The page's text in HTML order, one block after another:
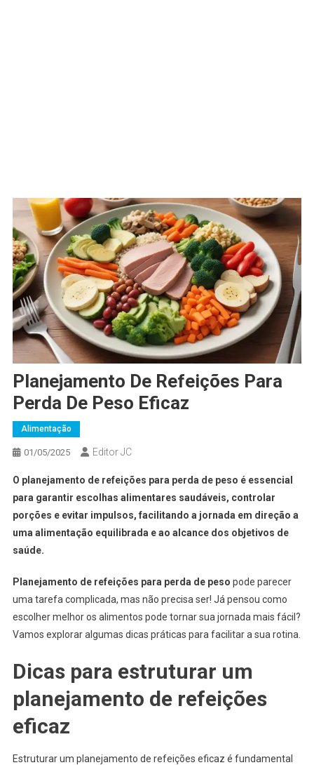
Planejamento De Refeições Para
Perda De Peso Eficaz
Alimentação
01/05/2025 Editor JC
O planejamento de refeições para perda de peso é essencial
para garantir escolhas alimentares saudáveis, controlar
porções e evitar impulsos, facilitando a jornada em direção a
uma alimentação equilibrada e ao alcance dos objetivos de
saúde.
Planejamento de refeições para perda de peso pode parecer
uma tarefa complicada, mas não precisa ser! Já pensou como
escolher melhor os alimentos pode tornar sua jornada mais fácil?
Vamos explorar algumas dicas práticas para facilitar a sua rotina.
Dicas para estruturar um
planejamento de refeições
eficaz
Estruturar um planejamento de refeições eficaz é fundamental